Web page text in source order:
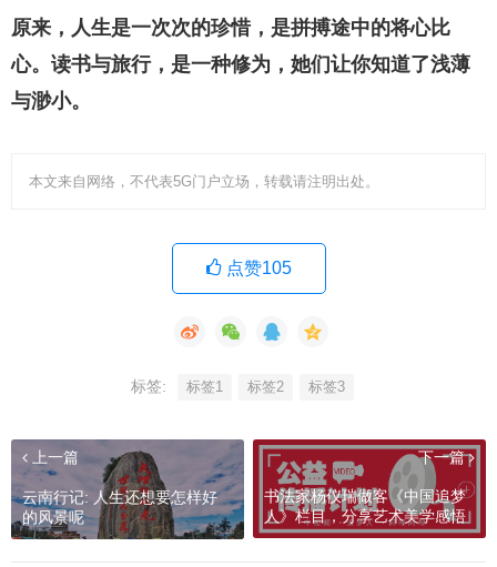
原来，人生是一次次的珍惜，是拼搏途中的将心比
心。读书与旅行，是一种修为，她们让你知道了浅薄
与渺小。
本文来自网络，不代表5G门户立场，转载请注明出处。
点赞105
标签: 标签1 标签2 标签3
上一篇
云南行记: 人生还想要怎样好
的风景呢
下一篇
书法家杨仪瑞做客《中国追梦
人》栏目，分享艺术美学感悟